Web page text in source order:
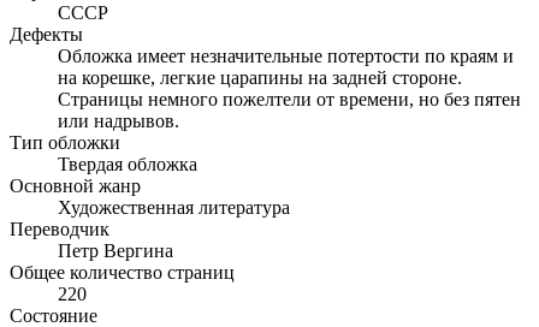
СССР
Дефекты
Обложка имеет незначительные потертости по краям и
на корешке, легкие царапины на задней стороне.
Страницы немного пожелтели от времени, но без пятен
или надрывов.
Тип обложки
Твердая обложка
Основной жанр
Художественная литература
Переводчик
Петр Вергина
Общее количество страниц
220
Состояние